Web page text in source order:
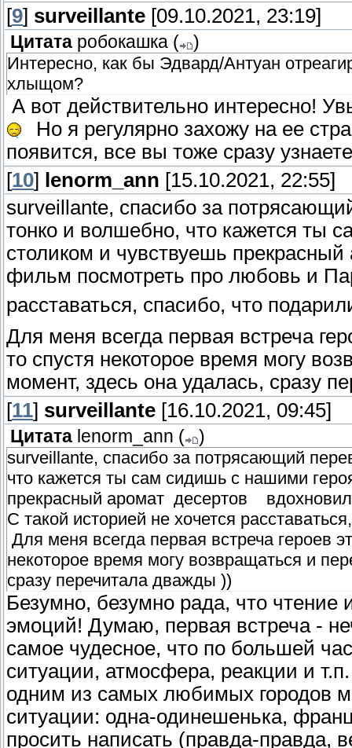
[9] surveillante [09.10.2021, 23:19]
Цитата робокашка (
)
Интересно, как бы Эдвард/Антуан
хлыщом?
А вот действительно интересно!
Но я регулярно захожу на ее
появится, все вы тоже сразу
[10] lenorm_ann [15.10.2021, 22:55]
surveillante, спасибо за
тонко и волшебно, что кажется ты
столиком и чувствуешь
фильм посмотреть про любовь и
расставаться, спасибо, что
Для меня всегда первая встреча
то спустя некоторое время могу
момент, здесь она удалась, сразу
[11] surveillante [16.10.2021, 09:45]
Цитата lenorm_ann (
)
surveillante, спасибо за потрясающий
что кажется ты сам сидишь с нашими
прекрасный аромат десертов
С такой историей не хочется
Для меня всегда первая встреча героев
некоторое время могу возвращаться и
сразу перечитала дважды ))
Безумно, безумно рада, что чтение
эмоций! Думаю, первая встреча -
самое чудесное, что по большей
ситуации, атмосфера, реакции и
одним из самых любимых городов
ситуации: одна-одинешенька,
просить написать (правда-правда,